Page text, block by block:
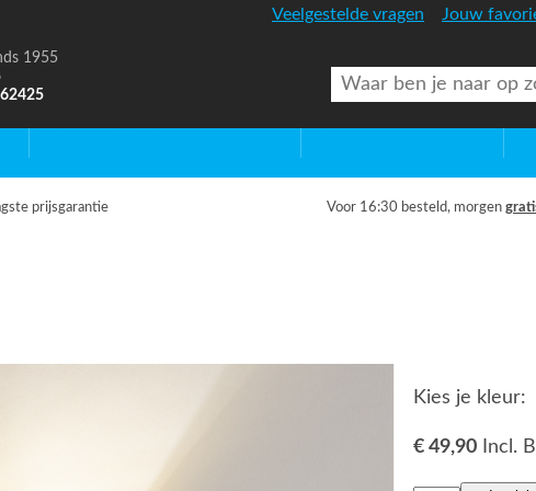
Veelgestelde vragen Jouw
1955
prijsgarantie Voor 16:30 besteld, morgen
Kies je kleur:
€ 49,90 Incl.